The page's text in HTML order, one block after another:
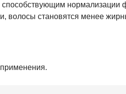
нормализации
волосы становятся менее